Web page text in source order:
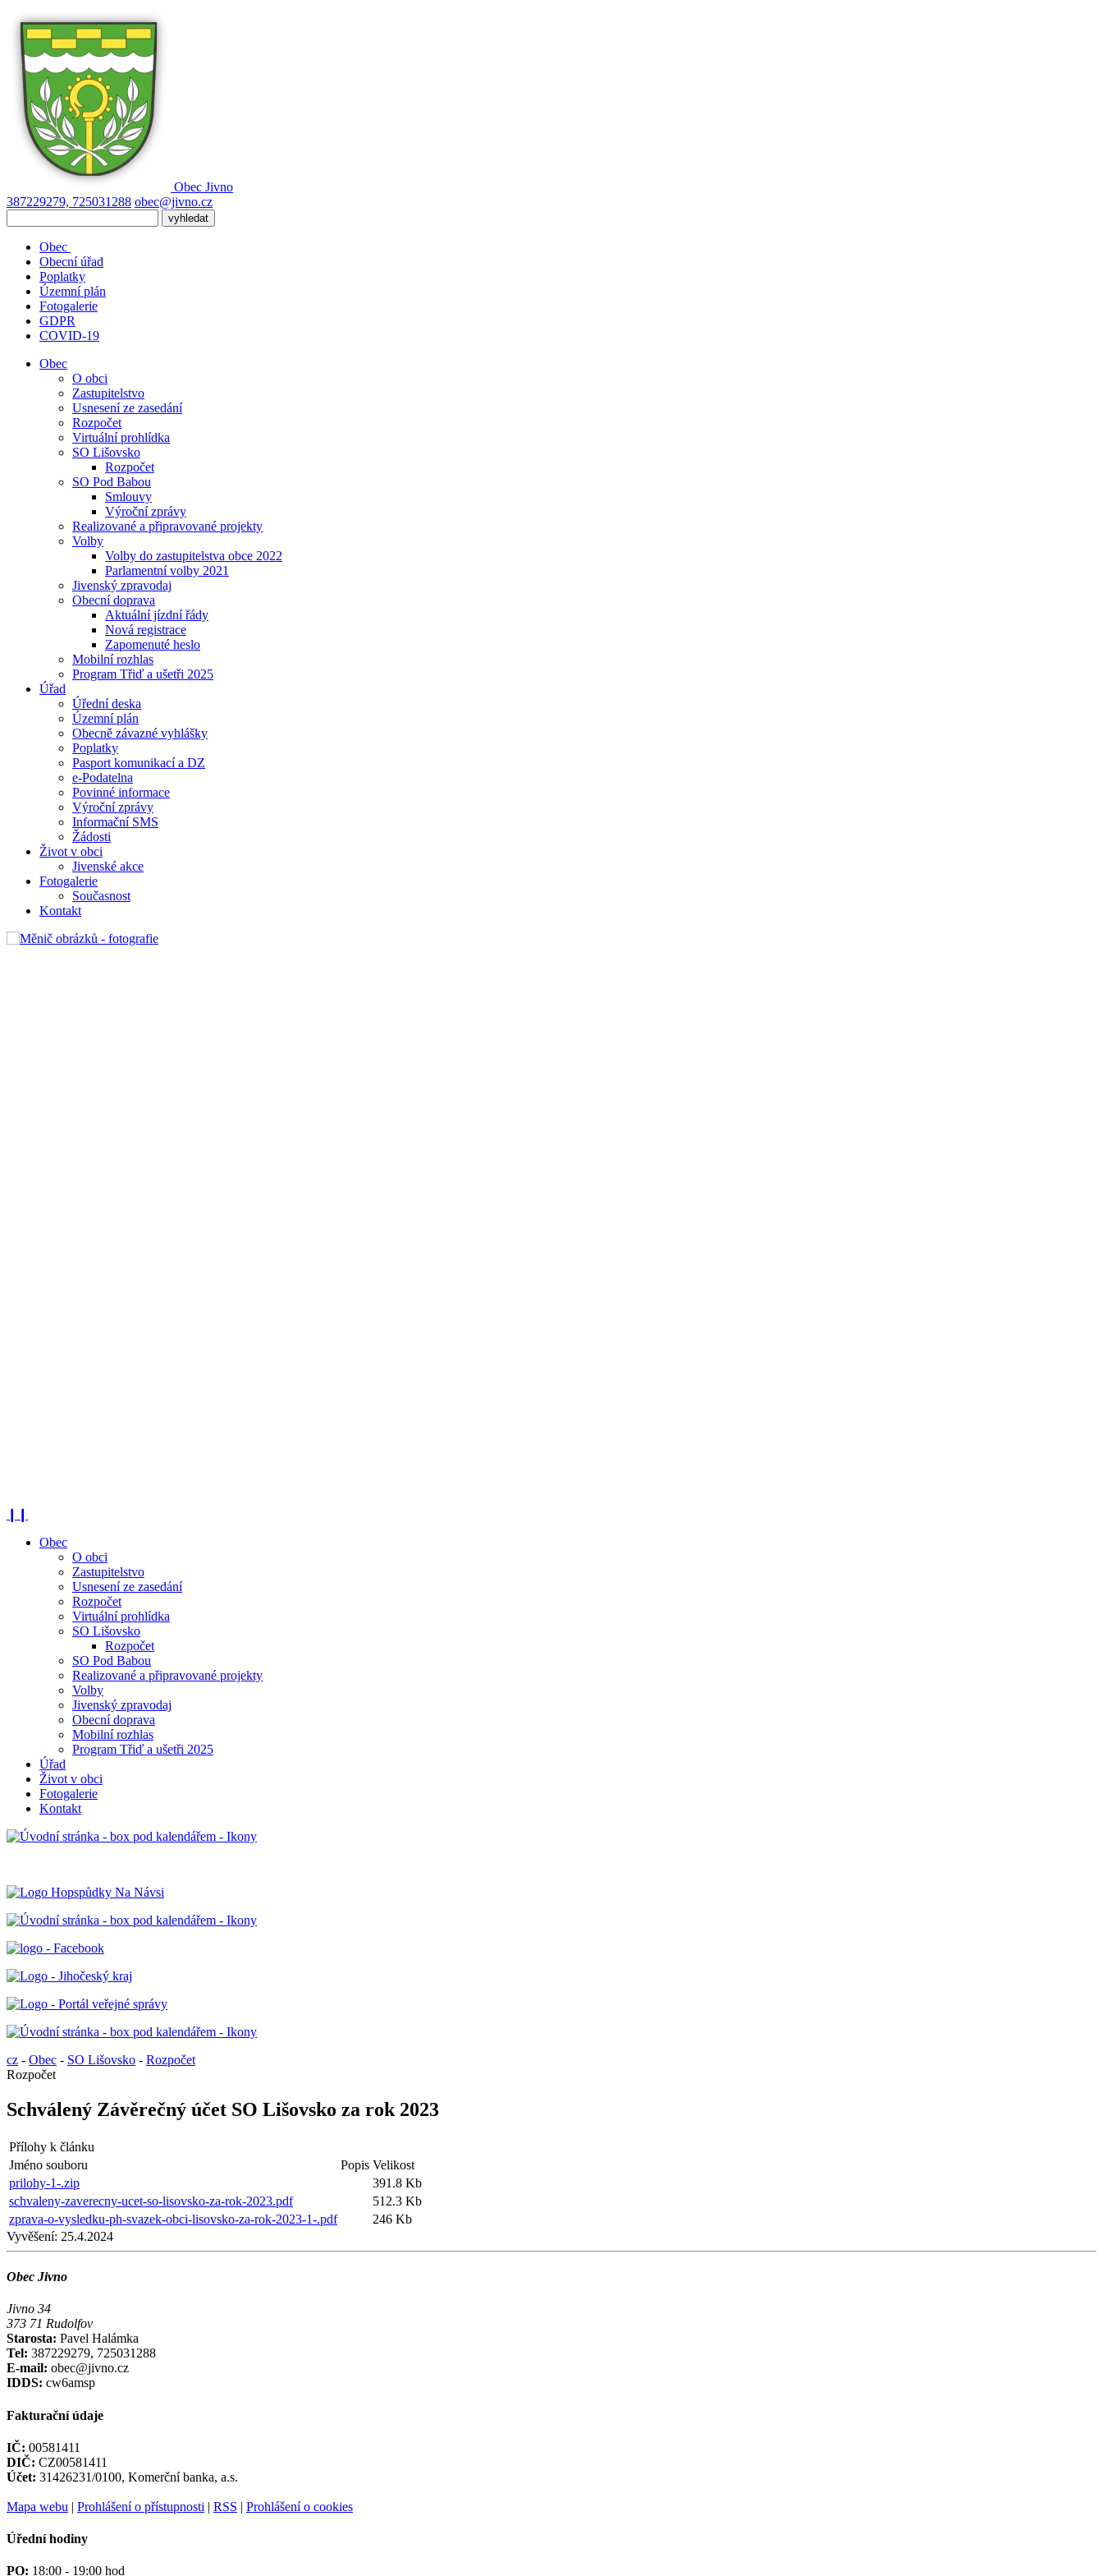
Obec Jivno
387229279, 725031288 obec@jivno.cz
Obec
Obecní úřad
Poplatky
Územní plán
Fotogalerie
GDPR
COVID-19
Obec
O obci
Zastupitelstvo
Usnesení ze zasedání
Rozpočet
Virtuální prohlídka
SO Lišovsko
Rozpočet
SO Pod Babou
Smlouvy
Výroční zprávy
Realizované a připravované projekty
Volby
Volby do zastupitelstva obce 2022
Parlamentní volby 2021
Jivenský zpravodaj
Obecní doprava
Aktuální jízdní řády
Nová registrace
Zapomenuté heslo
Mobilní rozhlas
Program Třiď a ušetři 2025
Úřad
Úřední deska
Územní plán
Obecně závazné vyhlášky
Poplatky
Pasport komunikací a DZ
e-Podatelna
Povinné informace
Výroční zprávy
Informační SMS
Žádosti
Život v obci
Jivenské akce
Fotogalerie
Současnost
Kontakt
Obec
O obci
Zastupitelstvo
Usnesení ze zasedání
Rozpočet
Virtuální prohlídka
SO Lišovsko
Rozpočet
SO Pod Babou
Realizované a připravované projekty
Volby
Jivenský zpravodaj
Obecní doprava
Mobilní rozhlas
Program Třiď a ušetři 2025
Úřad
Život v obci
Fotogalerie
Kontakt
cz - Obec - SO Lišovsko - Rozpočet
Rozpočet
Schválený Závěrečný účet SO Lišovsko za rok 2023
Přílohy k článku
Jméno souboru
Popis Velikost
prilohy-1-.zip
391.8 Kb
schvaleny-zaverecny-ucet-so-lisovsko-za-rok-2023.pdf
512.3 Kb
zprava-o-vysledku-ph-svazek-obci-lisovsko-za-rok-2023-1-.pdf
246 Kb
Vyvěšení: 25.4.2024
Obec Jivno
Jivno 34
373 71 Rudolfov
Starosta: Pavel Halámka
Tel: 387229279, 725031288
E-mail: obec@jivno.cz
IDDS: cw6amsp
Fakturační údaje
IČ: 00581411
DIČ: CZ00581411
Účet: 31426231/0100, Komerční banka, a.s.
Mapa webu | Prohlášení o přístupnosti | RSS | Prohlášení o cookies
Úřední hodiny
PO: 18:00 - 19:00 hod